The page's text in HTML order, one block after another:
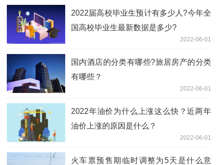
​2022届高校毕业生预计有多少人?今年全
国高校毕业生最新数据是多少?
2022-06-01
国内酒店的分类有哪些?旅居房产的分类
有哪些？
2022-06-01
2022年油价为什么上涨这么快？近两年
油价上涨的原因是什么？
2022-06-01
火车票预售期临时调整为5天是什么意